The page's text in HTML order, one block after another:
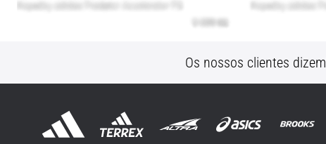
Os nossos clientes dizem